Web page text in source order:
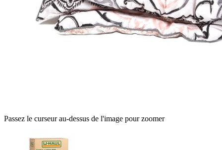
Passez le curseur au-dessus de l'image pour zoomer